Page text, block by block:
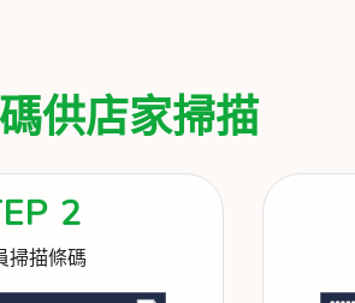
供店家掃描
2
掃描條碼